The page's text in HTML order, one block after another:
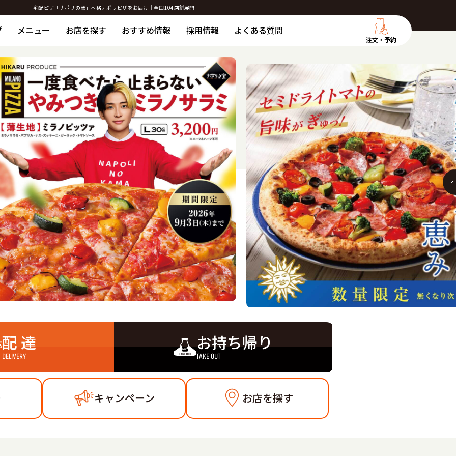
宅配ピザ「ナポリの窯」本格ナポリピザをお届け｜全国104店舗展開
注文・予約
メニュー お店を探す おすすめ情報 採用情報 よくある質問
配 達
DELIVERY
お持ち帰り
TAKE OUT
キャンペーン お店を探す